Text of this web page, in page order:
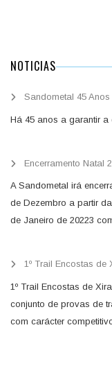
NOTICIAS
Sandometal 45 Anos
Há 45 anos a garantir
Encerramento Natal
A Sandometal irá
de Dezembro a partir
de Janeiro de 20223
1º Trail Encostas de
1º Trail Encostas de
conjunto de provas de
com carácter